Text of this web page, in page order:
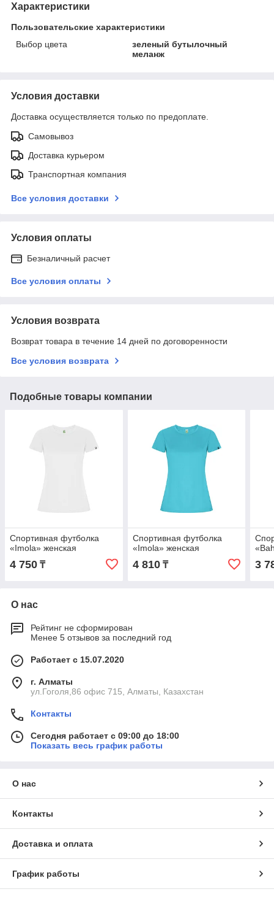
Характеристики
Пользовательские характеристики
Выбор цвета
зеленый бутылочный
меланж
Условия доставки
Доставка осуществляется только по предоплате.
Самовывоз
Доставка курьером
Транспортная компания
Все условия доставки
Условия оплаты
Безналичный расчет
Все условия оплаты
Условия возврата
Возврат товара в течение 14 дней по договоренности
Все условия возврата
Подобные товары компании
Спортивная футболка
«Imola» женская
4 750 ₸
Спортивная футболка
«Imola» женская
4 810₸ 3
О нас
Рейтинг не сформирован
Менее 5 отзывов за последний год
Работает с 15.07.2020
г. Алматы
ул.Гоголя,86 офис 715, Алматы, Казахстан
Контакты
Сегодня работает с 09:00 до 18:00
Показать весь график работы
О нас
Контакты
Доставка и оплата
График работы